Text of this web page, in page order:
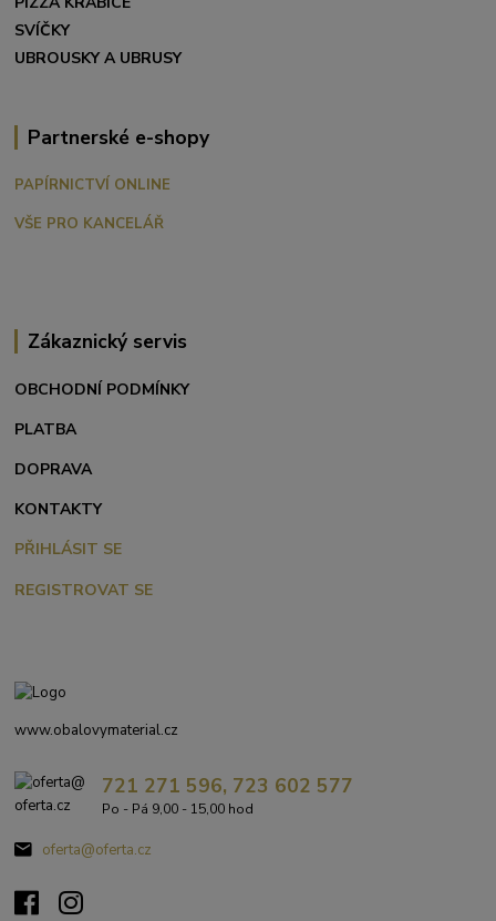
SVÍČKY
UBROUSKY A UBRUSY
Partnerské e-shopy
PAPÍRNICTVÍ ONLINE
VŠE PRO KANCELÁŘ
Zákaznický servis
OBCHODNÍ PODMÍNKY
PLATBA
DOPRAVA
KONTAKTY
PŘIHLÁSIT SE
REGISTROVAT SE
www.obalovymaterial.cz
721 271 596, 723 602 577
Po - Pá 9,00 - 15,00 hod
oferta@oferta.cz